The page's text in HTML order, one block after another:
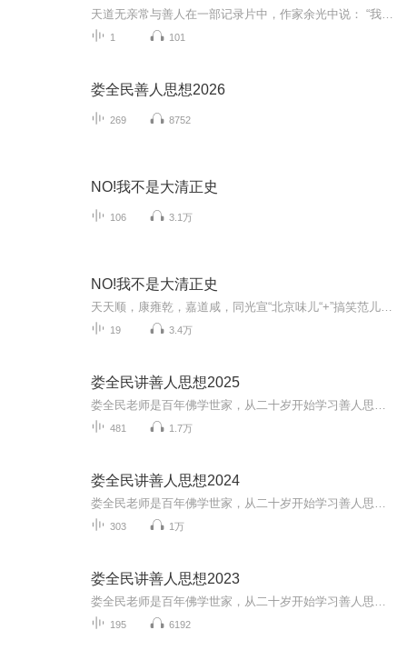
1 101
娄全民善人思想2026
269 8752
NO!我不是大清正史
106 3.1万
NO!我不是大清正史
19 3.4万
娄全民讲善人思想2025
481 1.7万
娄全民讲善人思想2024
303 1万
娄全民讲善人思想2023
195 6192